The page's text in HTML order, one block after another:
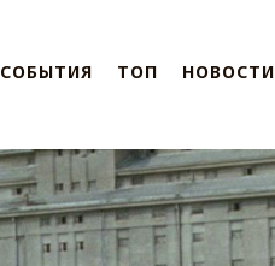
СОБЫТИЯ ТОП НОВОСТИ